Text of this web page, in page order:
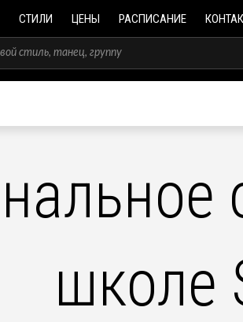
СТИЛИ ЦЕНЫ РАСПИСАНИЕ
школе